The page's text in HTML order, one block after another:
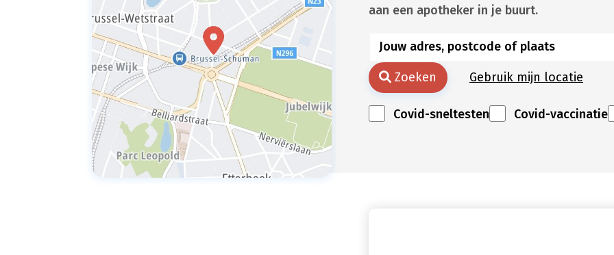
aan een apotheker in je buurt.
Zoeken Gebruik mijn locatie
Covid-sneltesten Covid-vaccinatie